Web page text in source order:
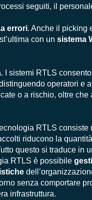
seguiti, il
errori. Anche il picking
con unsistema
. I sistemi RTLS
operatori e
o a rischio, oltre
RTLS
riducono la
questo si traduce in
RTLS è possibile
senza comportare
infrastruttura.